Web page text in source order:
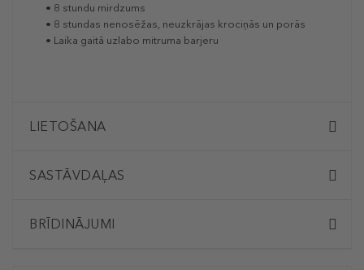
• 8 stundu mirdzums
• 8 stundas nenosēžas, neuzkrājas krociņās un porās
• Laika gaitā uzlabo mitruma barjeru
LIETOŠANA
SASTĀVDAĻAS
BRĪDINĀJUMI